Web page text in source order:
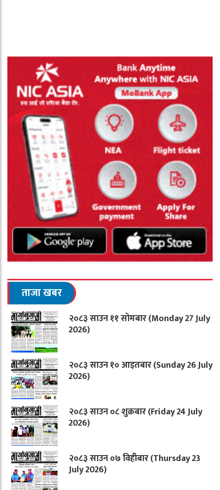
ताजा खबर
२०८३ साउन ११ सोमबार (Monday 27 July
2026)
२०८३ साउन १० आइतबार (Sunday 26 July
2026)
२०८३ साउन ०८ शुक्रबार (Friday 24 July
2026)
२०८३ साउन ०७ विहीबार (Thursday 23
July 2026)